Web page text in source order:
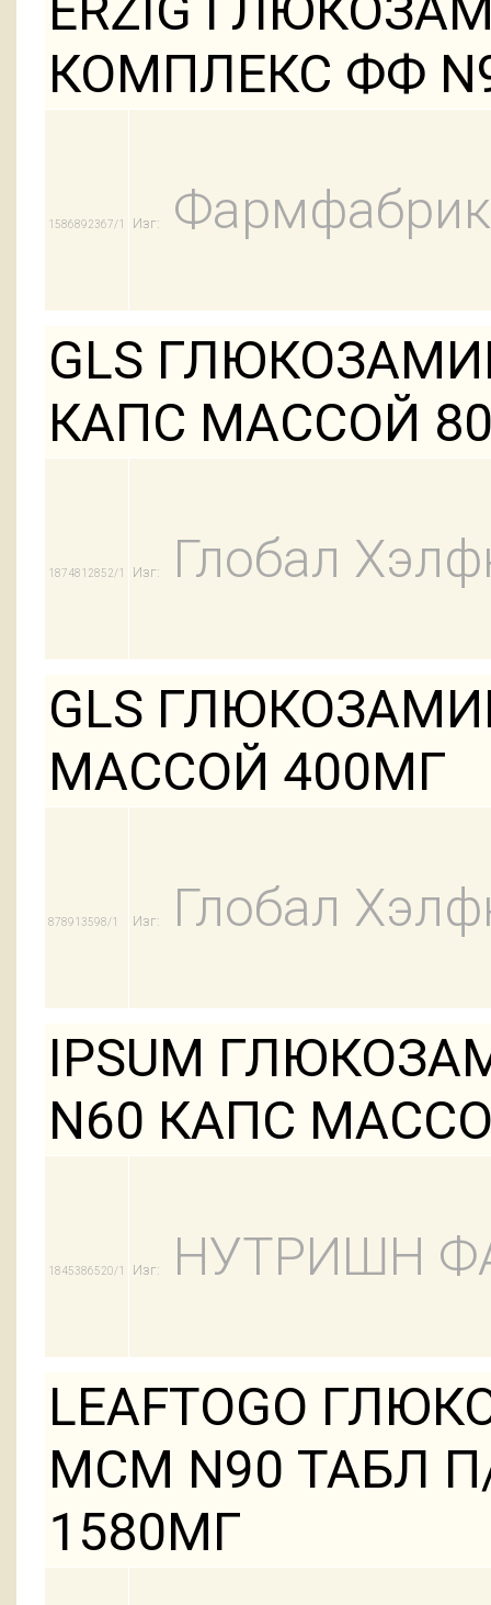
КОМПЛЕКС ФФ
1586892367/1 Изг:
GLS
КАПС МАССОЙ
1874812852/1 Изг: Глобал
GLS
МАССОЙ 400МГ
878913598/1 Изг: Глобал
IPSUM
N60 КАПС
1845386520/1 Изг: НУТРИШН
LEAFTOGO
МСМ N90 ТАБЛ
1580МГ